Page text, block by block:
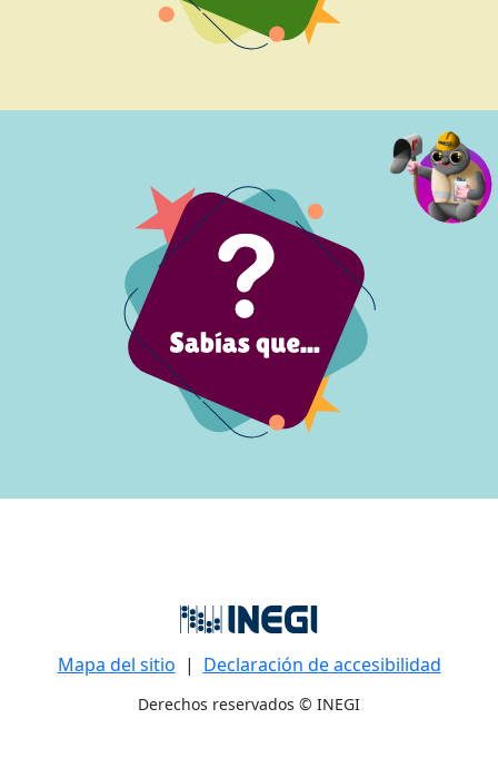
Mapa del sitio | Declaración de accesibilidad
Derechos reservados © INEGI